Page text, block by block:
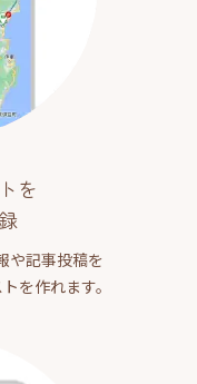
を
や記事投稿を
を作れます。